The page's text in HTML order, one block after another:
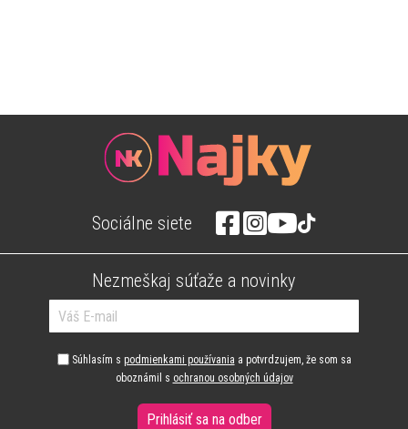
Sociálne siete
Nezmeškaj súťaže a novinky
Súhlasím s podmienkami používania a potvrdzujem, že som sa
oboznámil s ochranou osobných údajov
Prihlásiť sa na odber